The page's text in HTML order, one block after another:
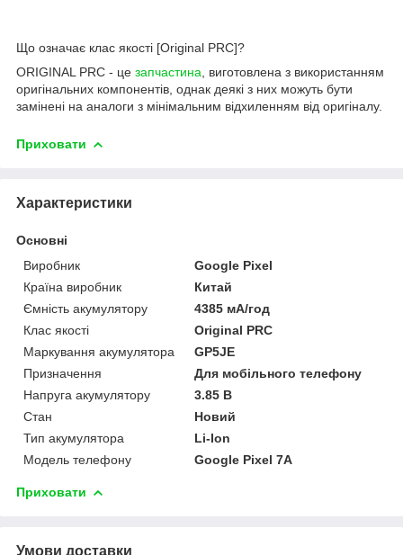
Що означає клас якості [Original PRC]?
ORIGINAL PRC - це запчастина , виготовлена з використанням
оригінальних компонентів, однак деякі з них можуть бути
замінені на аналоги з мінімальним відхиленням від оригіналу.
Приховати
Характеристики
Основні
Виробник
Google Pixel
Країна виробник
Китай
Ємність акумулятору
4385 мА/год
Клас якості
Original PRC
Маркування акумулятора
GP5JE
Призначення
Для мобільного телефону
Напруга акумулятору
3.85 В
Стан
Новий
Тип акумулятора
Li-Ion
Модель телефону
Google Pixel 7A
Приховати
Умови доставки